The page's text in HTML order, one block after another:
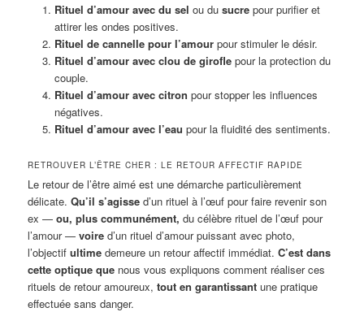
Rituel d’amour avec du sel ou du sucrepour purifier et
attirer les ondes positives.
Rituel de cannelle pour l’amourpour stimuler le désir.
Rituel d’amour avec clou de giroflepour la protection du
couple.
Rituel d’amour avec citron pour stopper les influences
négatives.
Rituel d’amour avec l’eau pour la fluidité des sentiments.
RETROUVER L’ÊTRE CHER : LE RETOUR AFFECTIF RAPIDE
Le retour de l’être aimé est une démarche particulièrement
délicate.Qu’il s’agisse d’un rituel à l’œuf pour faire revenir son
ex —ou, plus communément, du célèbre rituel de l’œuf pour
l’amour —voire d’un rituel d’amour puissant avec photo,
l’objectifultime demeure un retour affectif immédiat.C’est dans
cette optique que nous vous expliquons comment réaliser ces
rituels de retour amoureux,tout en garantissant une pratique
effectuée sans danger.